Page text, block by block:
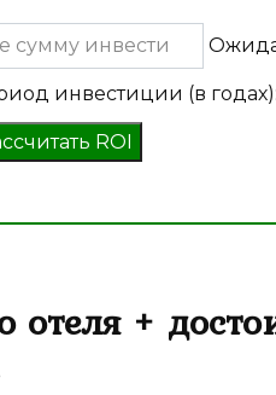
инвестиции (в годах):
ROI
отеля +